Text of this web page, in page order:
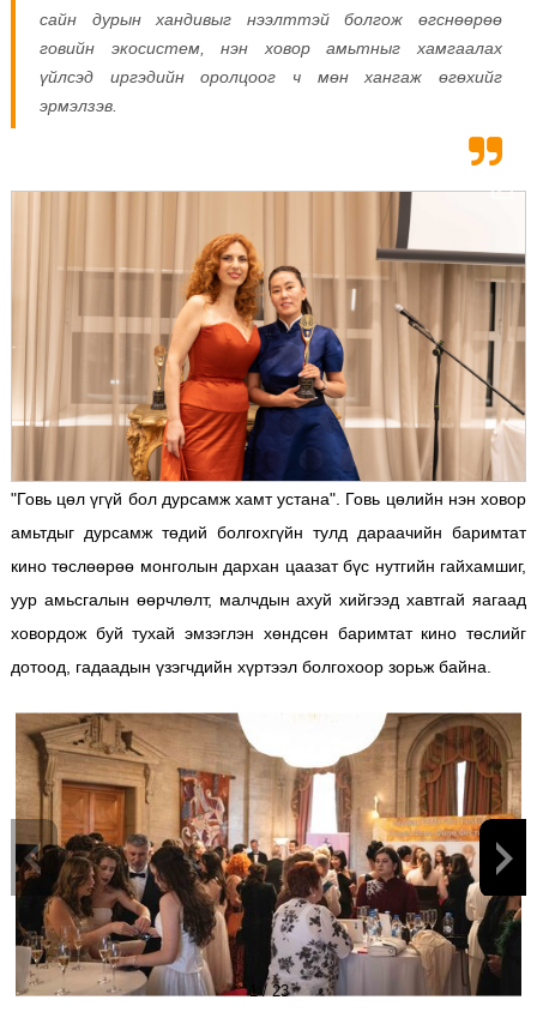
сайн дурын хандивыг нээлттэй болгож өгснөөрөө
говийн экосистем, нэн ховор амьтныг хамгаалах
үйлсэд иргэдийн оролцоог ч мөн хангаж өгөхийг
эрмэлзэв.
"Говь цөл үгүй бол дурсамж хамт устана". Говь цөлийн нэн ховор
амьтдыг дурсамж төдий болгохгүйн тулд дараачийн баримтат
кино төслөөрөө монголын дархан цаазат бүс нутгийн гайхамшиг,
уур амьсгалын өөрчлөлт, малчдын ахуй хийгээд хавтгай яагаад
ховордож буй тухай эмзэглэн хөндсөн баримтат кино төслийг
дотоод, гадаадын үзэгчдийн хүртээл болгохоор зорьж байна.
1/23